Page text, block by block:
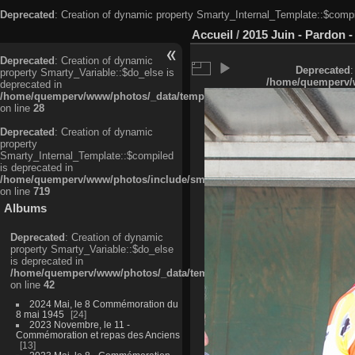
Deprecated: Creation of dynamic property
Deprecated: Creation of dynamic
property Smarty_Variable::$do_else is
deprecated in
/home/quemperv/www/photos/_data/templates_c/
on line 28
Deprecated: Creation of dynamic
property
Smarty_Internal_Template::$compiled
is deprecated in
/home/quemperv/www/photos/include/smarty/libs/sysplugins/
on line 719
Albums
Deprecated: Creation of dynamic
property Smarty_Variable::$do_else
is deprecated in
/home/quemperv/www/photos/_data/templates_c/
on line 42
2024 Mai, le 8 Commémoration du
8 mai 1945
24
2023 Novembre, le 11 -
Commémoration et repas des Anciens
13
Accueil / 2015 Juin - Pardon
Deprecated
/home/